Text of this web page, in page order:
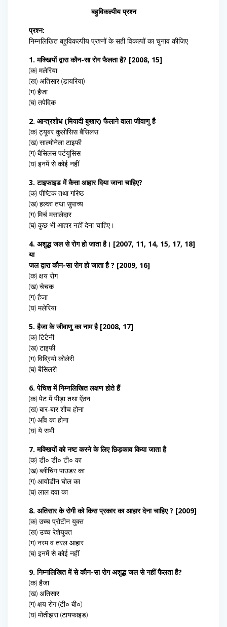
बहुविकल्पीय प्रश्न
प्रश्न:
निम्नलिखित बहुविकल्पीय प्रश्नों के सही विकल्पों का चुनाव कीजिए
1. मक्खियों द्वारा कौन-सा रोग फैलता है? [2008, 15]
(क) मलेरिया
(ख) अतिसार (डायरिया)
(ग) हैजा
(घ) तपेदिक
2. आन्त्रशोध (मियादी बुखार) फैलाने वाला जीवाणु है
(क) ट्यूबर कुलोसिस बैसिलस
(ख) साल्मोनेला टाइफी
(ग) बैसिलस पर्टयूसिस
(घ) इनमें से कोई नहीं
3. टाइफाइड में कैसा आहार दिया जाना चाहिए?
(क) पौष्टिक तथा गरिष्ठ
(ख) हल्का तथा सुपाच्य
(ग) मिर्च मसालेदार
(घ) कुछ भी आहार नहीं देना चाहिए।
4. अशुद्ध जल से रोग हो जाता है। [2007, 11, 14, 15, 17, 18]
या
जल द्वारा कौन-सा रोग हो जाता है ? [2009, 16]
(क) क्षय रोग
(ख) चेचक
(ग) हैजा
(घ) मलेरिया
5. हैजा के जीवाणु का नाम है [2008, 17]
(क) टिटैनी
(ख) टाइफी
(ग) विब्रियो कोलेरी
(घ) बैसिलरी
6. पेचिश में निम्नलिखित लक्षण होते हैं
(क) पेट में पीड़ा तथा ऐंठन
(ख) बार-बार शौच होना
(ग) आँव का होना
(घ) ये सभी
7. मक्खियों को नष्ट करने के लिए छिड़काव किया जाता है
(क) डी० डी० टी० का
(ख) ब्लीचिंग पाउडर का
(ग) आयोडीन घोल का
(घ) लाल दवा का
8. अतिसार के रोगी को किस प्रकार का आहार देना चाहिए ? [2009]
(क) उच्च प्रोटीन युक्त
(ख) उच्च रेशेयुक्त
(ग) नरम व तरल आहार
(घ) इनमें से कोई नहीं
9. निम्नलिखित में से कौन-सा रोग अशुद्ध जल से नहीं फैलता है?
(क) हैजा
(ख) अतिसार
(ग) क्षय रोग (टी० बी०)
(घ) मोतीझरा (टायफाइड)